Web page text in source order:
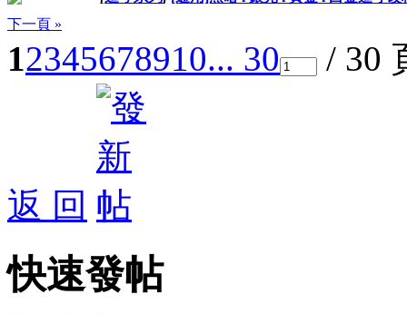
下一頁 »
12345678910... 30 / 30
返 回
快速發帖